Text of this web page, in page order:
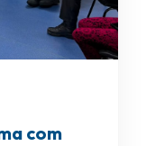
com